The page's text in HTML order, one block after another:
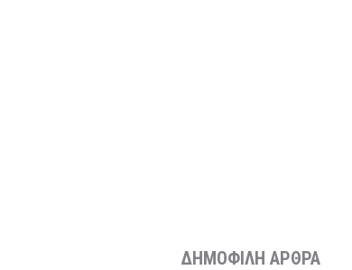
ΔΗΜΟΦΙΛΗ ΑΡΘΡΑ